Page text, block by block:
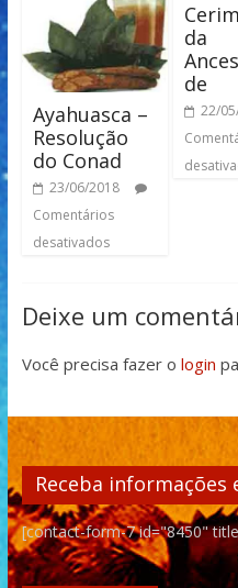
Ayahuasca –
Resolução
do Conad
23/06/2018
Comentários
desativados
da
de
22/
Deixe um
Você precisa fazer o login
Receba informações
[contact-form-7 id="8450"